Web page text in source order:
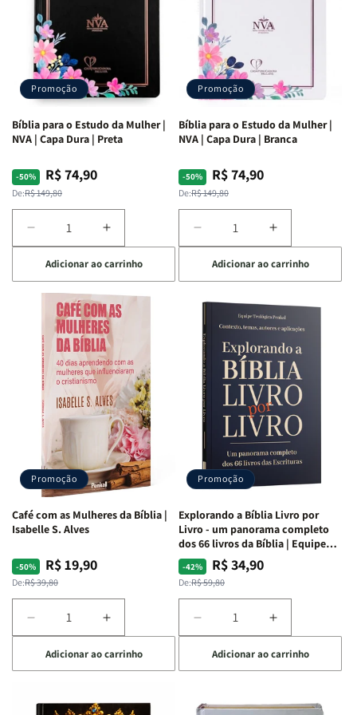
Promoção
Bíblia para o Estudo da Mulher |
NVA | Capa Dura | Preta
-50%
Preço
normal
De:R$ 149,80
Preço
promocional
R$ 74,90
Diminuir
a
quantidade
de
Bíblia
para
Estudo
da
Mulher
NVA
Capa
Dura
|
Preta
Aumentar
a
quantidade
de
Bíblia
para
o
Estudo
da
Mulher
|
NVA
|
Capa
Dura
|
Adicionar ao carrinho
Promoção
Bíblia para o Estudo da Mulher |
NVA | Capa Dura | Branca
-50%
Preço
normal
De:R$ 149,80
Preço
promocional
R$ 74,90
Diminuir
a
quantidade
de
Bíblia
o
Estudo
da
Mulher
NVA
Capa
Dura
|
Aumentar
a
quantidade
de
Bíblia
para
o
Estudo
Mulher
|
NVA
|
Capa
Dura
|
Adicionar ao carrinho
Promoção
Café com as Mulheres da Bíblia |
Isabelle S. Alves
-50%
Preço
normal
De:R$ 39,80
Preço
promocional
R$ 19,90
Diminuir
a
quantidade
de
com
Aumentar
a
quantidade
de
com
Adicionar ao carrinho
Promoção
Explorando a Bíblia Livro por
Livro - um panorama completo
dos 66 livros da Bíblia | Equipe
teológica Penkal
-42%
Preço
normal
De:R$ 59,80
Preço
promocional
R$ 34,90
Diminuir
a
quantidade
de
a
Aumentar
a
quantidade
de
a
Adicionar ao carrinho